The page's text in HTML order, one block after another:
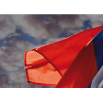
Tests de produits
Conseils
Tendances